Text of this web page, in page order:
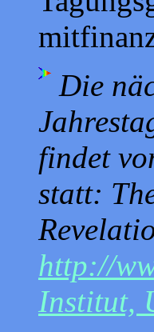
Die
findet
statt:
http://
Institut,